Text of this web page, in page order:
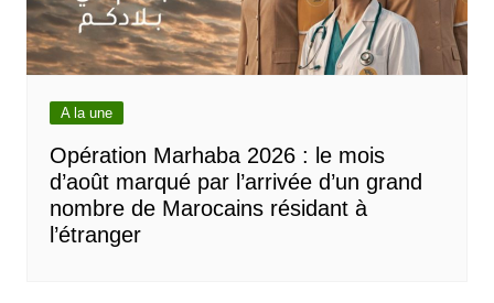
A la une
Opération Marhaba 2026 : le mois
d’août marqué par l’arrivée d’un grand
nombre de Marocains résidant à
l’étranger